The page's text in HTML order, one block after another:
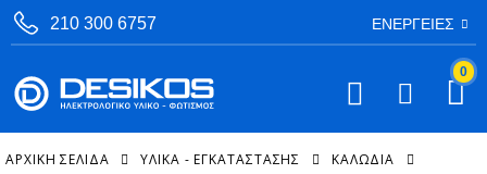
210 300 6757 ΕΝΈΡΓΕΙΕΣ
0
ΑΡΧΙΚΉ ΣΕΛΊΔΑ ΥΛΙΚΑ - ΕΓΚΑΤΑΣΤΑΣΗΣ ΚΑΛΏΔΙΑ